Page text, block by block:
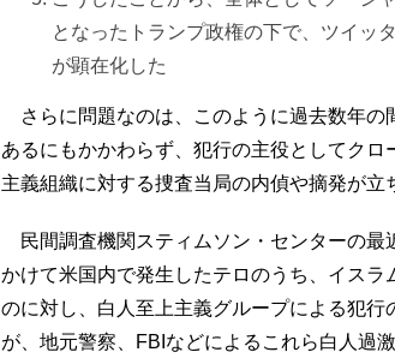
となったトランプ政権の下で、ツイッ
が顕在化した
さらに問題なのは、このように過去数年の
あるにもかかわらず、犯行の主役としてク
主義組織に対する捜査当局の内偵や摘発が立
民間調査機関スティムソン・センターの最
かけて米国内で発生したテロのうち、イス
のに対し、白人至上主義グループによる犯
が、地元警察、FBIなどによるこれら白人過